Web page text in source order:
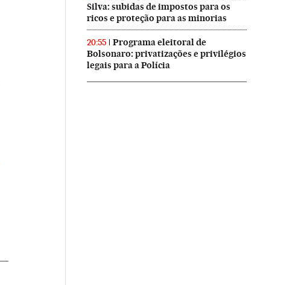
Silva: subidas de impostos para os
ricos e proteção para as minorias
20:55
Programa eleitoral de
Bolsonaro: privatizações e privilégios
legais para a Polícia